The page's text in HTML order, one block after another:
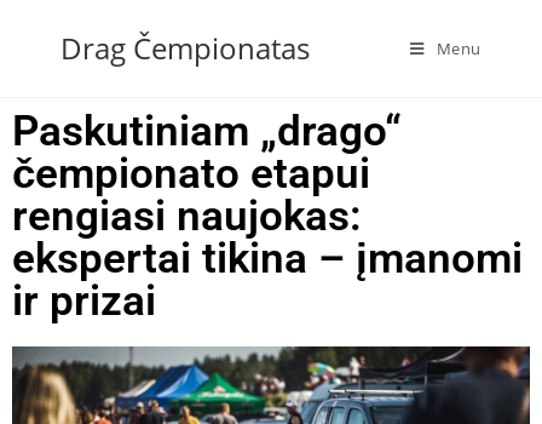
Drag Čempionatas Menu
Paskutiniam „drago“
čempionato etapui
rengiasi naujokas:
ekspertai tikina – įmanomi
ir prizai